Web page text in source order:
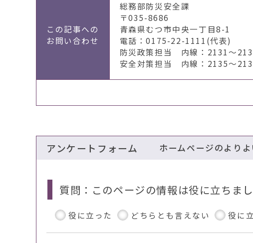
この記事への
お問い合わせ
総務部防災安全課
〒035-8686
青森県むつ市中央一丁目8-1
電話：0175-22-1111(代表)
防災政策担当 内線：2131～
安全対策担当 内線：2135～
アンケートフォーム ホームページのより
質問：このページの情報は役に立ちま
役に立った どちらとも言えない 役に